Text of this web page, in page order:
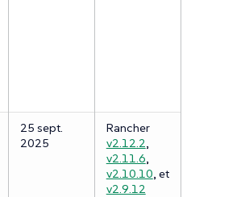
25 sept.
2025
Rancher
v2.12.2,
v2.11.6,
v2.10.10, et
v2.9.12